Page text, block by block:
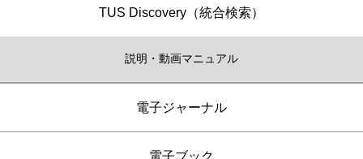
TUS Discovery（統合検索）
説明・動画マニュアル
電子ジャーナル
電子ブック